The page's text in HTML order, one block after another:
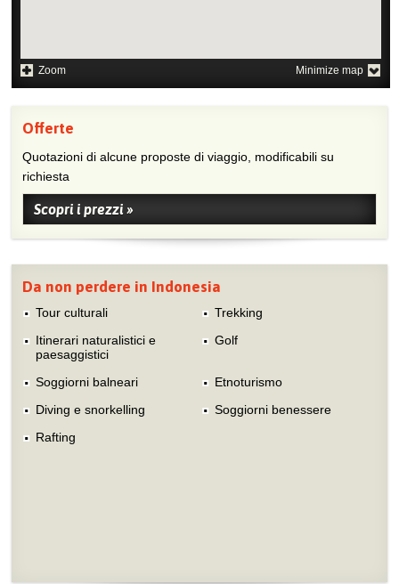
Zoom Minimize map
Offerte
Quotazioni di alcune proposte di viaggio, modificabili su
richiesta
Scopri i prezzi »
Da non perdere in Indonesia
Tour culturali
Trekking
Itinerari naturalistici e
paesaggistici
Golf
Soggiorni balneari
Etnoturismo
Diving e snorkelling
Soggiorni benessere
Rafting